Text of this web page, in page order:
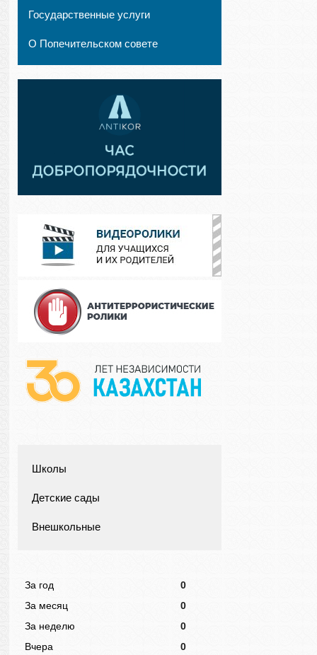
Государственные услуги
О Попечительском совете
Школы
Детские сады
Внешкольные
За год
0
За месяц
0
За неделю
0
Вчера
0